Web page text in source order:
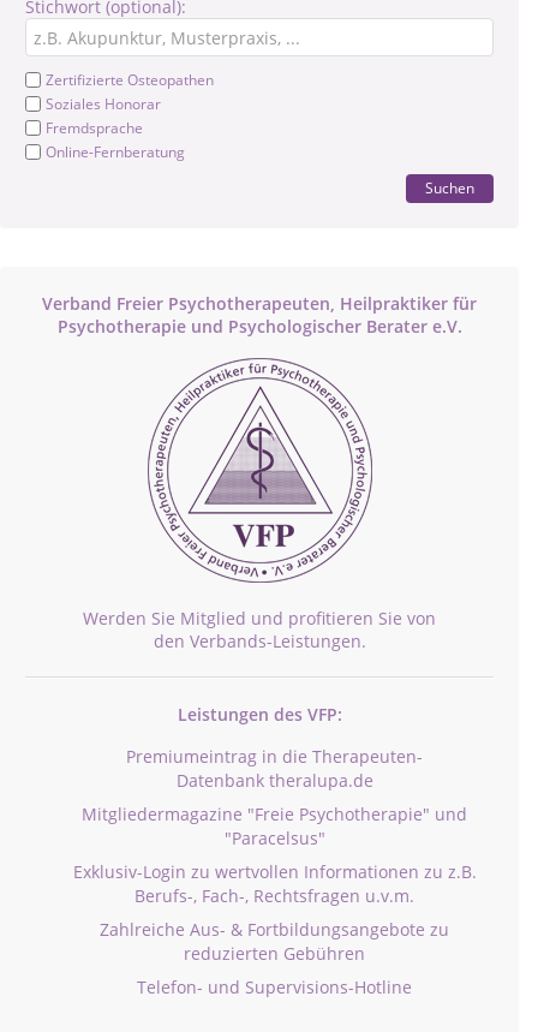
Stichwort (optional):
Zertifizierte Osteopathen
Soziales Honorar
Fremdsprache
Online-Fernberatung
Suchen
Verband Freier Psychotherapeuten, Heilpraktiker für
Psychotherapie und Psychologischer Berater e.V.
Werden Sie Mitglied und profitieren Sie von
den Verbands-Leistungen.
Leistungen des VFP:
Premiumeintrag in die Therapeuten-
Datenbank theralupa.de
Mitgliedermagazine "Freie Psychotherapie" und
"Paracelsus"
Exklusiv-Login zu wertvollen Informationen zu z.B.
Berufs-, Fach-, Rechtsfragen u.v.m.
Zahlreiche Aus- & Fortbildungsangebote zu
reduzierten Gebühren
Telefon- und Supervisions-Hotline